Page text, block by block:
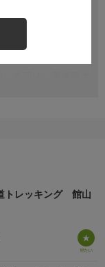
視聴
今回は、愛媛県大
トレッキング 館山